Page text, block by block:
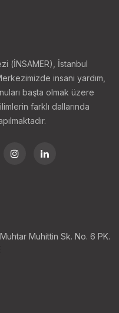
(İNSAMER), İstanbul
insani yardım,
başta olmak üzere
farklı dallarında
Muhittin Sk. No. 6 PK.